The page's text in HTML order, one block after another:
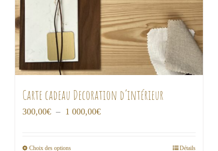
Carte cadeau Decoration d’intérieur
300,00€ – 1 000,00€Plage
Choix des options Détails